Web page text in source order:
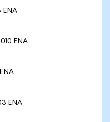
ENA
ENA
ENA